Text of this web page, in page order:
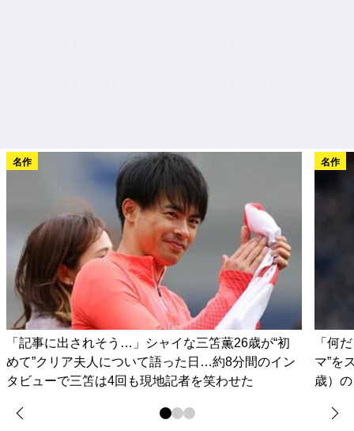
名作
「記事に出されそう…」シャイな三笘薫26歳が“初
めて”クリア夫人について語った日…約8分間のイン
タビューで三笘は4回も現地記者を笑わせた
名作
「何
マ”を
歳）